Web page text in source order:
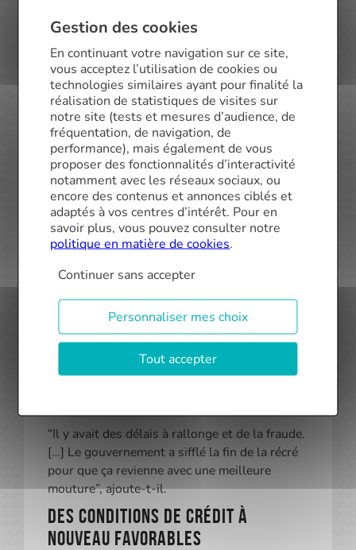
souvent très contraint
d’orchestre.Il explique le parcours, veille à
coordonner les acteurs du projet (agent
immobilier, notaire, artisans, banque) et
anticipe les décalages de calendrier.
Il peut ainsi alerter, par exemple, sur la
nécessité d’étendre la durée desconditions
suspensives dans les compromis de vente.
Une organisation encore
perfectible
suspendu temporairement jusqu’au 15
Chevalier commeune opportunité de
réajustement.
Objectif : limiter les fraudes et
des montants revalorisés grâce à la
“Il y avait des délais à rallonge et de la fraude.
[…] Le gouvernement a sifflé la fin de la récré
pour que ça revienne avec une meilleure
mouture”, ajoute-t-il.
Des conditions de crédit à
nouveau favorables
Gestion des cookies
En continuant votre navigation sur ce site,
vous acceptez l’utilisation de cookies ou
technologies similaires ayant pour finalité la
réalisation de statistiques de visites sur
notre site (tests et mesures d’audience, de
fréquentation, de navigation, de
performance), mais également de vous
proposer des fonctionnalités d’interactivité
notamment avec les réseaux sociaux, ou
encore des contenus et annonces ciblés et
adaptés à vos centres d’intérêt. Pour en
savoir plus, vous pouvez consulter notre
politique en matière de cookies.
Continuer sans accepter
Personnaliser mes choix
Tout accepter